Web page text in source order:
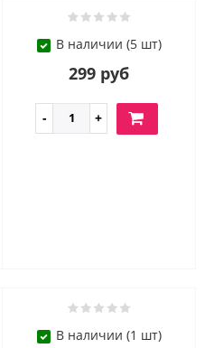
В наличии (5 шт)
299 руб
В наличии (1 шт)